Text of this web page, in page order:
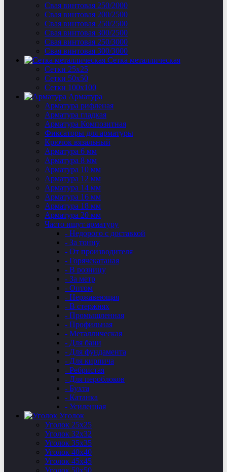
Свая винтовая 250/2000
Свая винтовая 200/2500
Свая винтовая 250/2500
Свая винтовая 300/2500
Свая винтовая 250/3000
Свая винтовая 300/3000
Сетка металлическая
Сетки 25х25
Сетки 50х50
Сетки 100х100
Арматура
Арматура рифленая
Арматура гладкая
Арматура Композитная
Фиксаторы для арматуры
Крючок вязальный
Арматура 6 мм
Арматура 8 мм
Арматура 10 мм
Арматура 12 мм
Арматура 14 мм
Арматура 16 мм
Арматура 18 мм
Арматура 20 мм
Часто ищут арматуру
- Недорого с доставкой
- За тонну
- От производителя
- Горячекатаная
- В розницу
- За метр
- Оптом
- Нержавеющая
- В стержнях
- Промышленная
- Профильная
- Металлическая
- Для бани
- Для фундамента
- Для кирпича
- Ребристая
- Для пероблоков
- Бухта
- Катанка
- Усиленная
Уголок
Уголок 25х25
Уголок 32х32
Уголок 35х35
Уголок 40х40
Уголок 45х45
Уголок 50х50